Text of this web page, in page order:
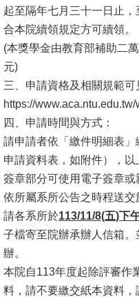
公
告
國
際
化
高
教
深
耕
辦
法
及
文
件
起至隔年七月三十一日止
合本院續領規定方可續領。
(本獎學金由教育部補助二
元)
三、申請資格及相關規範可
https://
四、申請時間與方式：
請申請者依「繳件明細表
申請資料表，如附件），
簽章部分可使用電子簽章
依所屬系所公告之時程送交
請各系所於113/11/8(五)下
子檔寄至院辦承辦人信箱
辦。
本院自113年度起除評審作
料，請不要繳交紙本資料，